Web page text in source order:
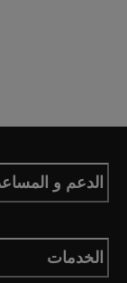
الدعم و
الخدمات